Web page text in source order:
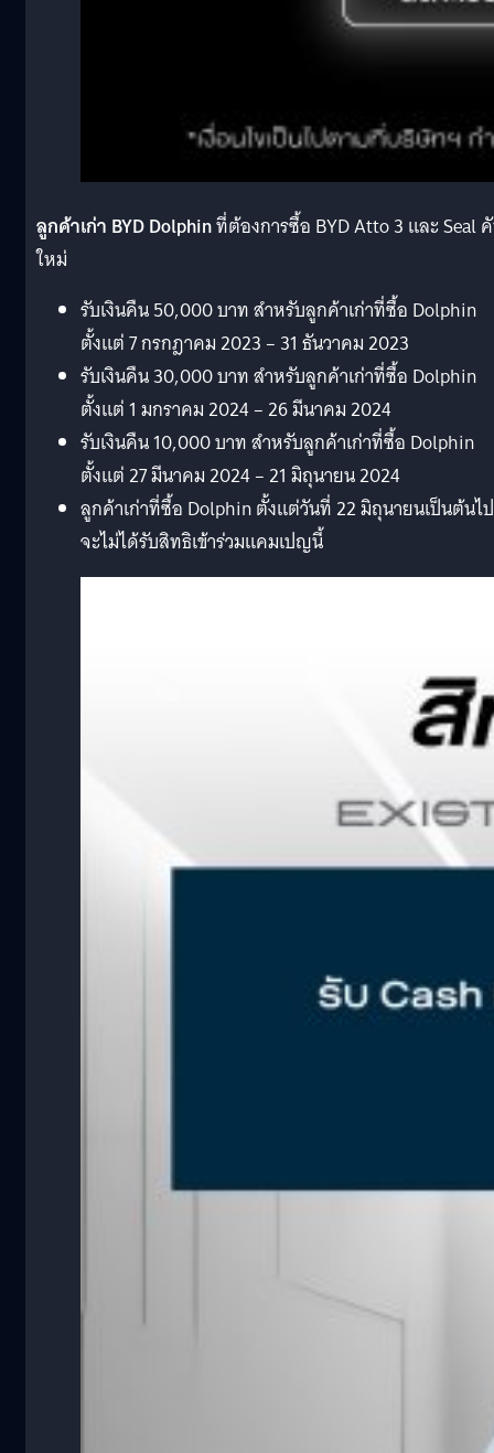
ลูกค้าเก่า BYD Dolphinที่ต้องการซื้อ BYD Atto 3 และ Seal
ใหม่
รับเงินคืน 50,000 บาท สำหรับลูกค้าเก่าที่ซื้อ Dolphin
ตั้งแต่ 7 กรกฎาคม 2023 – 31 ธันวาคม 2023
รับเงินคืน 30,000 บาท สำหรับลูกค้าเก่าที่ซื้อ Dolphin
ตั้งแต่ 1 มกราคม 2024 – 26 มีนาคม 2024
รับเงินคืน 10,000 บาท สำหรับลูกค้าเก่าที่ซื้อ Dolphin
ตั้งแต่ 27 มีนาคม 2024 – 21 มิถุนายน 2024
ลูกค้าเก่าที่ซื้อ Dolphin ตั้งแต่วันที่ 22 มิถุนายนเป็นต้นไป
จะไม่ได้รับสิทธิเข้าร่วมแคมเปญนี้